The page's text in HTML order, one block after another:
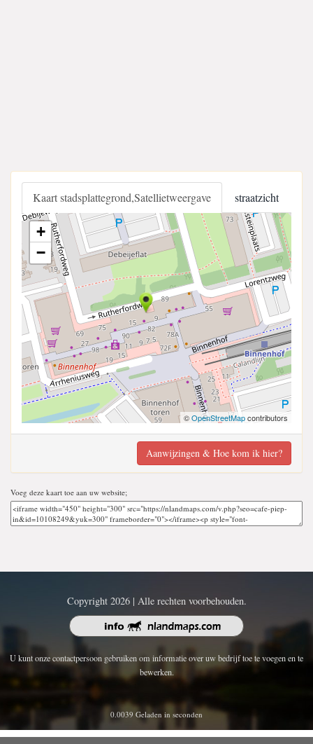
Kaart stadsplattegrond,Satellietweergave straatzicht
+
−
©OpenStreetMapcontributors
Aanwijzingen & Hoe kom ik hier?
Voeg deze kaart toe aan uw website;
Copyright 2026 | Alle rechten voorbehouden.
U kunt onze contactpersoon gebruiken om informatie over uw bedrijf toe te voegen en te
bewerken.
0.0039 Geladen in seconden